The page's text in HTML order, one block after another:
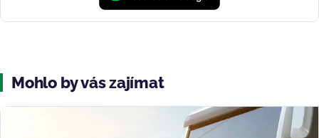
Mohlo by vás zajímat